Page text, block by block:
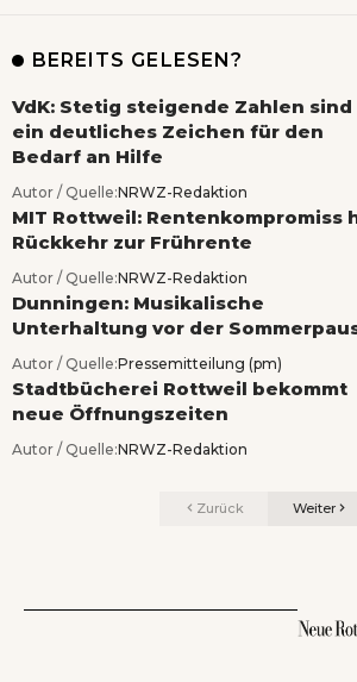
BEREITS GELESEN?
VdK: Stetig steigende Zahlen sind
ein deutliches Zeichen für den
Bedarf an Hilfe
Autor / Quelle:NRWZ-Redaktion
MIT Rottweil: Rentenkompromiss
Rückkehr zur Frührente
Autor / Quelle:NRWZ-Redaktion
Dunningen: Musikalische
Unterhaltung vor der
Autor / Quelle:Pressemitteilung (pm)
Stadtbücherei Rottweil bekommt
neue Öffnungszeiten
Autor / Quelle:NRWZ-Redaktion
Zurück Weiter